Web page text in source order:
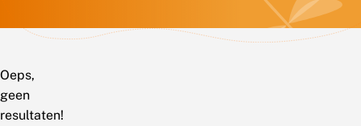
Oeps,
geen
resultaten!